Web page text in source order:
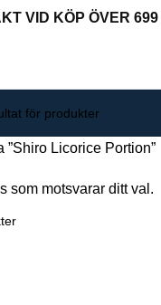
VID KÖP ÖVER 699
”Shiro Licorice Portion”
som motsvarar ditt val.